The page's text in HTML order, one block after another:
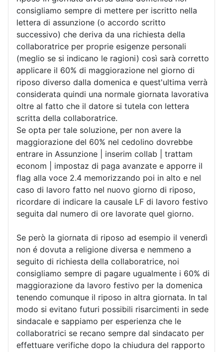
consigliamo sempre di mettere per iscritto nella
lettera di assunzione (o accordo scritto
successivo) che deriva da una richiesta della
collaboratrice per proprie esigenze personali
(meglio se si indicano le ragioni) così sarà corretto
applicare il 60% di maggiorazione nel giorno di
riposo diverso dalla domenica e quest'ultima verrà
considerata quindi una normale giornata lavorativa
oltre al fatto che il datore si tutela con lettera
scritta della collaboratrice.
Se opta per tale soluzione, per non avere la
maggiorazione del 60% nel cedolino dovrebbe
entrare in Assunzione | inserim collab | trattam
econom | impostaz di paga avanzate e apporre il
flag alla voce 2.4 memorizzando poi in alto e nel
caso di lavoro fatto nel nuovo giorno di riposo,
ricordare di indicare la causale LF di lavoro festivo
seguita dal numero di ore lavorate quel giorno.
Se però la giornata di riposo ad esempio il venerdì
non é dovuta a religione diversa e nemmeno a
seguito di richiesta della collaboratrice, noi
consigliamo sempre di pagare ugualmente i 60% di
maggiorazione da lavoro festivo per la domenica
tenendo comunque il riposo in altra giornata. In tal
modo si evitano futuri possibili risarcimenti in sede
sindacale e sappiamo per esperienza che le
collaboratrici se recano sempre dal sindacato per
effettuare verifiche dopo la chiudura del rapporto